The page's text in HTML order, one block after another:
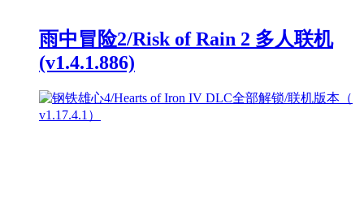
雨中冒险2/Risk of Rain 2 多人联机
(v1.4.1.886)